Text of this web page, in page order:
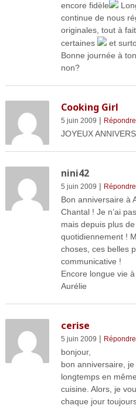
encore fidèle
continue de nous
originales, tout à
certaines
et
Bonne journée à
non?
Cooking Girl
5 juin 2009 | Répondre
JOYEUX
nini42
5 juin 2009 | Répondre
Bon anniversaire à
Chantal ! Je n’ai
mais depuis plus
quotidiennement !
choses, ces belles
communicative !
Encore longue vie
Aurélie
cerise
5 juin 2009 | Répondre
bonjour,
bon anniversaire,
longtemps en
cuisine. Alors, je
chaque jour